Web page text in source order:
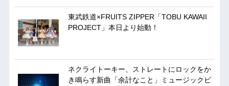
東武鉄道×FRUITS ZIPPER「TOBU KAWAII
PROJECT」本日より始動！
ネクライトーキー、ストレートにロックをか
き鳴らす新曲「余計なこと」ミュージックビ